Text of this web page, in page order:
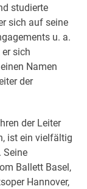
studierte
sich auf seine
u. a.
sich
Namen
der
der Leiter
ist ein vielfältig
Seine
Ballett Basel,
Hannover,